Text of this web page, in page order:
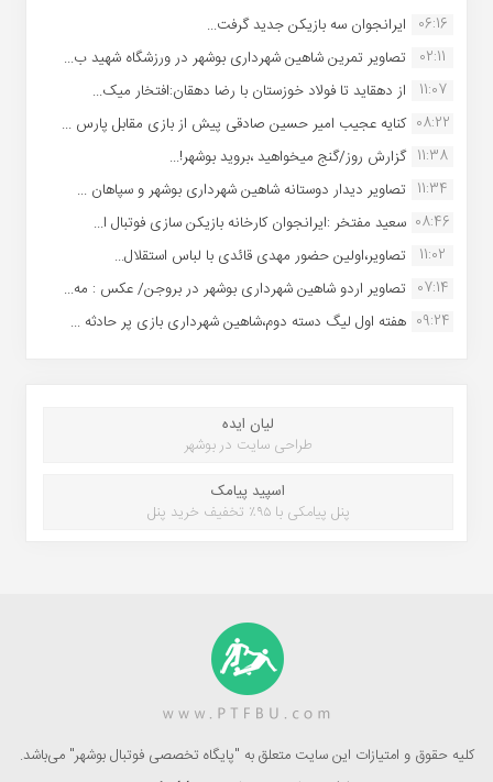
06:16 ایرانجوان سه بازیکن جدید گرفت...
02:11
تصاویر تمرین شاهین شهردارى بوشهر در ورزشگاه شهید ب...
11:07
از دهقاید تا فولاد خوزستان با رضا دهقان:افتخار میک...
08:22 کنایه عجیب امیر حسین صادقی پیش از بازی مقابل پارس ...
11:38 گزارش روز/گنج میخواهید ،بروید بوشهر!...
11:34 تصاویر دیدار دوستانه شاهین شهردارى بوشهر و سپاهان ...
08:46 سعید مفتخر :ایرانجوان کارخانه بازیکن سازی فوتبال ا...
11:02
تصاویر،اولین حضور مهدی قائدی با لباس استقلال...
07:14 تصاویر اردو شاهین شهرداری بوشهر در بروجن/ عکس : مه...
09:24 هفته اول لیگ دسته دوم،شاهین شهرداری بازی پر حادثه ...
لیان ایده
طراحی سایت در بوشهر
اسپید پیامک
پنل پیامکی با ۹۵٪ تخفیف خرید پنل
کلیه حقوق و امتیازات این سایت متعلق به "پایگاه تخصصی فوتبال بوشهر" می‌باشد.